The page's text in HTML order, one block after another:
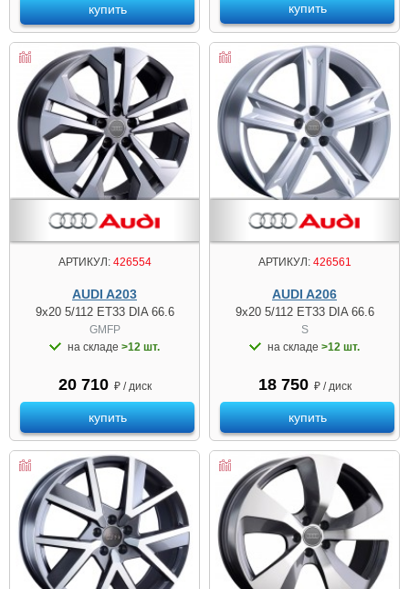
купить купить
АРТИКУЛ:426554
AUDI A203
9x20 5/112 ET33 DIA 66.6
GMFP
на складе >12 шт.
20 710 ₽ / диск
купить
АРТИКУЛ:426561
AUDI A206
9x20 5/112 ET33 DIA 66.6
S
на складе >12 шт.
18 750 ₽ / диск
купить